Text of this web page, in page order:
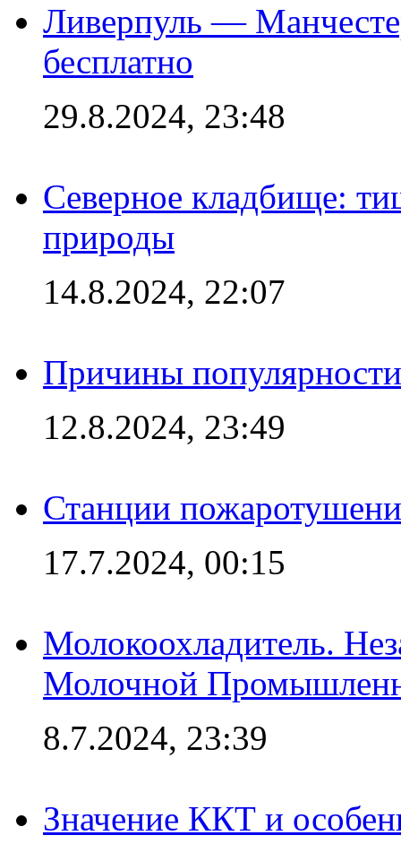
Ливерпуль —
бесплатно
29.8.2024, 23:48
Северное кладбище:
природы
14.8.2024, 22:07
Причины
12.8.2024, 23:49
Станции
17.7.2024, 00:15
Молокоохладитель.
Молочной
8.7.2024, 23:39
Значение ККТ и